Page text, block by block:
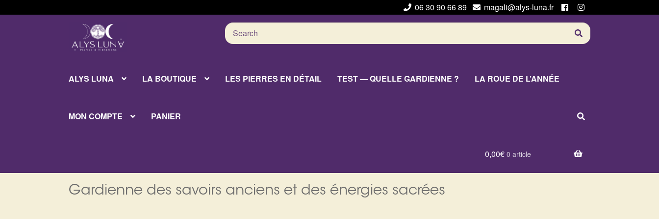
06 30 90 66 89
magali@alys-luna.fr
Aller
la
Aller
au
contenu
Search
for:
ALYS LUNA LA BOUTIQUE LES PIERRES EN DÉTAIL TEST — QUELLE GARDIENNE ? LA ROUE DE L’ANNÉE
MON COMPTE PANIER
0,00€ 0 article
Gardienne des savoirs anciens et des énergies sacrées